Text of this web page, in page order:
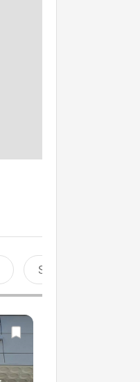
Sports aquatiques